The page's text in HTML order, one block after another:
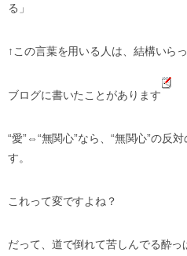
る」
↑この言葉を用いる人は、結構いら
ブログに書いたことがあります
“愛”⇔“無関心”なら、“無関心”の反
す。
これって変ですよね？
だって、道で倒れて苦しんでる酔